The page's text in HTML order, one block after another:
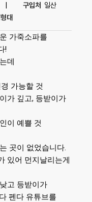
구입처 일산
대
가죽소파를
!
데
가능할 것
가 깊고, 등받이가
이 예쁠 것
곳이 없었습니다.
있어 먼지날리는게
고 등받이가
펜다 유튜브를